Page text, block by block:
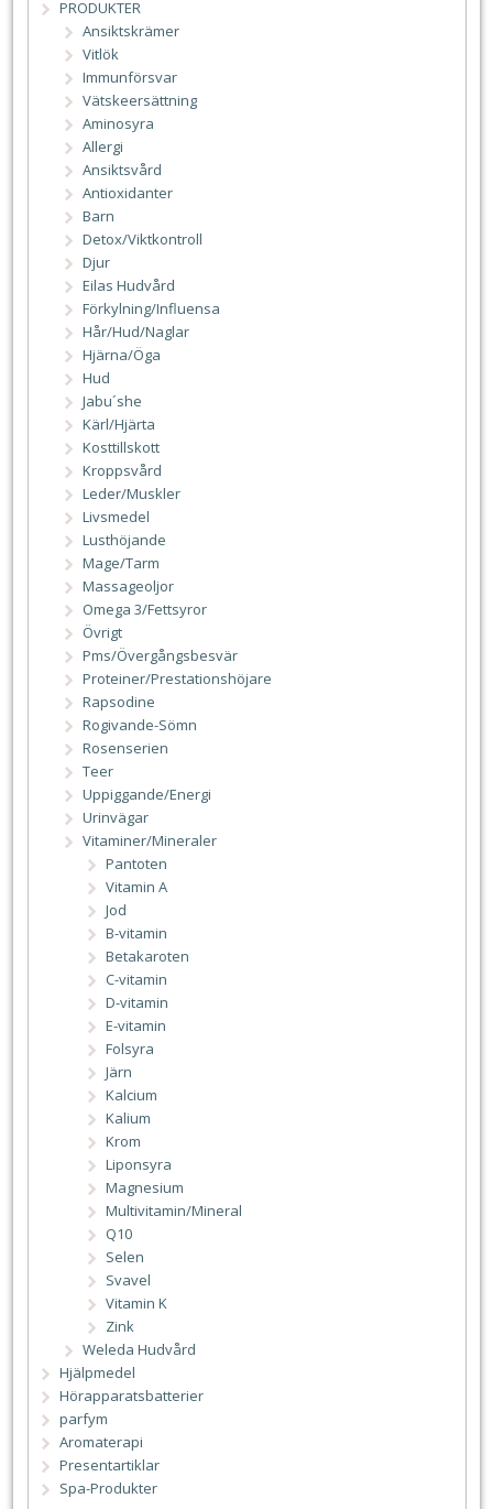
PRODUKTER
Ansiktskrämer
Vitlök
Immunförsvar
Vätskeersättning
Aminosyra
Allergi
Ansiktsvård
Antioxidanter
Barn
Detox/Viktkontroll
Djur
Eilas Hudvård
Förkylning/Influensa
Hår/Hud/Naglar
Hjärna/Öga
Hud
Jabu´she
Kärl/Hjärta
Kosttillskott
Kroppsvård
Leder/Muskler
Livsmedel
Lusthöjande
Mage/Tarm
Massageoljor
Omega 3/Fettsyror
Övrigt
Pms/Övergångsbesvär
Proteiner/Prestationshöjare
Rapsodine
Rogivande-Sömn
Rosenserien
Teer
Uppiggande/Energi
Urinvägar
Vitaminer/Mineraler
Pantoten
Vitamin A
Jod
B-vitamin
Betakaroten
C-vitamin
D-vitamin
E-vitamin
Folsyra
Järn
Kalcium
Kalium
Krom
Liponsyra
Magnesium
Multivitamin/Mineral
Q10
Selen
Svavel
Vitamin K
Zink
Weleda Hudvård
Hjälpmedel
Hörapparatsbatterier
parfym
Aromaterapi
Presentartiklar
Spa-Produkter